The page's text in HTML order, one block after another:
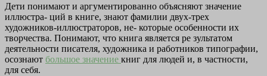
Дети понимают и аргументированно объясняют значение
иллюстра- ций в книге, знают фамилии двух-трех
художников-иллюстраторов, не- которые особенности их
творчества. Понимают, что книга является ре зультатом
деятельности писателя, художника и работников типографии,
осознают большое значение книг для людей и, в частности,
для себя.